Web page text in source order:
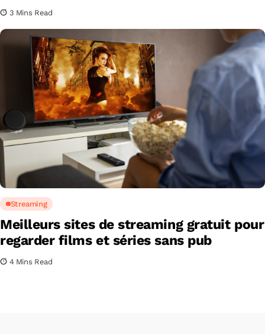
3 Mins Read
Streaming
Meilleurs sites de streaming gratuit pour
regarder films et séries sans pub
4 Mins Read